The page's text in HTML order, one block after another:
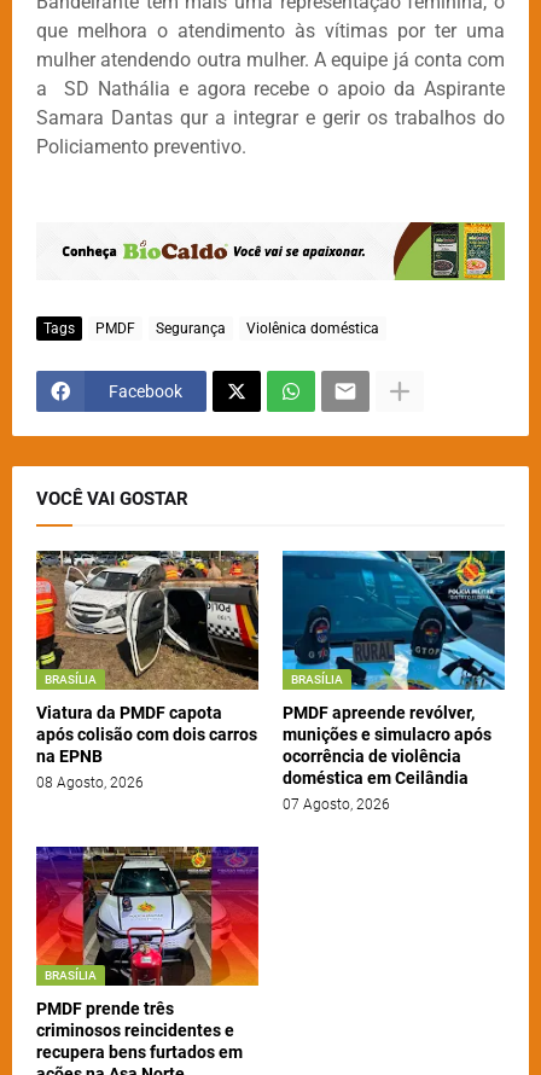
que melhora o atendimento às vítimas por ter uma
mulher atendendo outra mulher. A equipe já conta com
a SD Nathália e agora recebe o apoio da Aspirante
Samara Dantas qur a integrar e gerir os trabalhos do
Policiamento preventivo.
Tags PMDF Segurança Violênica doméstica
Facebook
VOCÊ VAI GOSTAR
BRASÍLIA
Viatura da PMDF capota
após colisão com dois carros
na EPNB
08 Agosto, 2026
BRASÍLIA
PMDF apreende revólver,
munições e simulacro após
ocorrência de violência
doméstica em Ceilândia
07 Agosto, 2026
BRASÍLIA
PMDF prende três
criminosos reincidentes e
recupera bens furtados em